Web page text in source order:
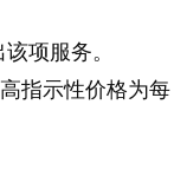
项服务。
指示性价格为每